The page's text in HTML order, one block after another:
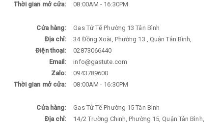
Thời gian mở cửa:
08:00AM - 16:30PM
Cửa hàng:
Gas Tử Tế Phường 13 Tân Bình
Địa chỉ:
34 Đồng Xoài, Phường 13 , Quận Tân Bình,
Điện thoại:
02873066440
Email:
info@gastute.com
Zalo:
0943789600
Thời gian mở cửa:
08:00AM - 16:30PM
Cửa hàng:
Gas Tử Tế Phường 15 Tân Bình
Địa chỉ:
14/2 Trường Chinh, Phường 15, Quận Tân Bình,